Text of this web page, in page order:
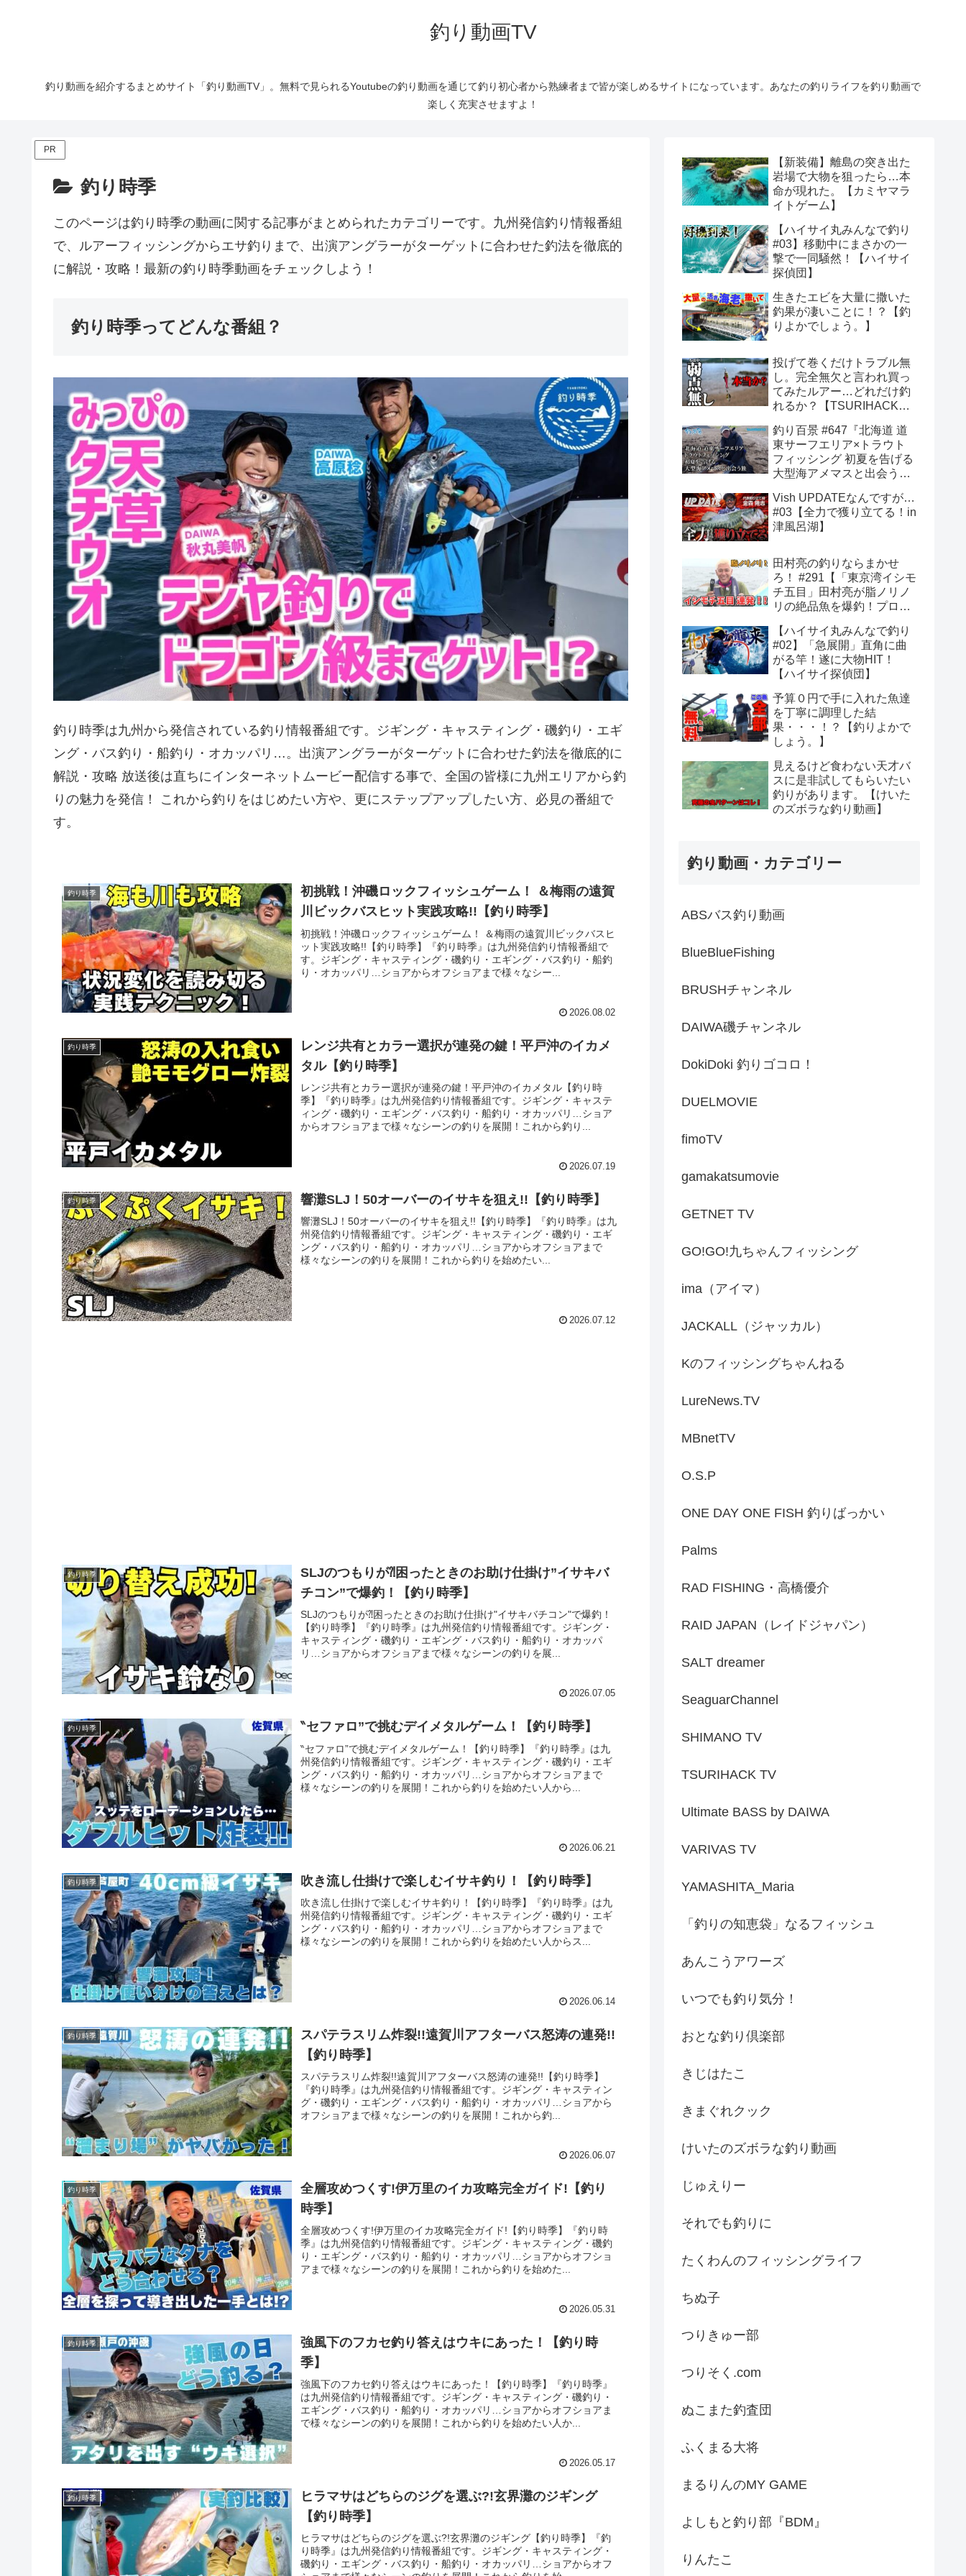
釣り動画TV
釣り動画を紹介するまとめサイト「釣り動画TV」。無料で見られるYoutubeの釣り動画を通じて釣り初心者から熟練者まで皆が楽しめるサイトになっています。あなたの釣りライフを釣り動画で
楽しく充実させますよ！
PR
釣り時季
このページは釣り時季の動画に関する記事がまとめられたカテゴリーです。九州発信釣り情報番組
で、ルアーフィッシングからエサ釣りまで、出演アングラーがターゲットに合わせた釣法を徹底的
に解説・攻略！最新の釣り時季動画をチェックしよう！
釣り時季ってどんな番組？
釣り時季は九州から発信されている釣り情報番組です。ジギング・キャスティング・磯釣り・エギ
ング・バス釣り・船釣り・オカッパリ…。出演アングラーがターゲットに合わせた釣法を徹底的に
解説・攻略 放送後は直ちにインターネットムービー配信する事で、全国の皆様に九州エリアから釣
りの魅力を発信！ これから釣りをはじめたい方や、更にステップアップしたい方、必見の番組で
す。
釣り時季
初挑戦！沖磯ロックフィッシュゲーム！ ＆梅雨の遠賀
川ビックバスヒット実践攻略!!【釣り時季】
初挑戦！沖磯ロックフィッシュゲーム！ ＆梅雨の遠賀川ビックバスヒ
ット実践攻略!!【釣り時季】『釣り時季』は九州発信釣り情報番組で
す。ジギング・キャスティング・磯釣り・エギング・バス釣り・船釣
り・オカッパリ…ショアからオフショアまで様々なシー...
2026.08.02
釣り時季
レンジ共有とカラー選択が連発の鍵！平戸沖のイカメ
タル【釣り時季】
レンジ共有とカラー選択が連発の鍵！平戸沖のイカメタル【釣り時
季】『釣り時季』は九州発信釣り情報番組です。ジギング・キャステ
ィング・磯釣り・エギング・バス釣り・船釣り・オカッパリ…ショア
からオフショアまで様々なシーンの釣りを展開！これから釣り...
2026.07.19
釣り時季 響灘SLJ！50オーバーのイサキを狙え!!【釣り時季】
響灘SLJ！50オーバーのイサキを狙え!!【釣り時季】『釣り時季』は九
州発信釣り情報番組です。ジギング・キャスティング・磯釣り・エギ
ング・バス釣り・船釣り・オカッパリ…ショアからオフショアまで
様々なシーンの釣りを展開！これから釣りを始めたい...
2026.07.12
釣り時季
SLJのつもりが⁈困ったときのお助け仕掛け”イサキバ
チコン”で爆釣！【釣り時季】
SLJのつもりが⁈困ったときのお助け仕掛け"イサキバチコン"で爆釣！
【釣り時季】『釣り時季』は九州発信釣り情報番組です。ジギング・
キャスティング・磯釣り・エギング・バス釣り・船釣り・オカッパ
リ…ショアからオフショアまで様々なシーンの釣りを展...
2026.07.05
釣り時季 ‶セファロ”で挑むデイメタルゲーム！【釣り時季】
‶セファロ”で挑むデイメタルゲーム！【釣り時季】『釣り時季』は九
州発信釣り情報番組です。ジギング・キャスティング・磯釣り・エギ
ング・バス釣り・船釣り・オカッパリ…ショアからオフショアまで
様々なシーンの釣りを展開！これから釣りを始めたい人から...
2026.06.21
釣り時季 吹き流し仕掛けで楽しむイサキ釣り！【釣り時季】
吹き流し仕掛けで楽しむイサキ釣り！【釣り時季】『釣り時季』は九
州発信釣り情報番組です。ジギング・キャスティング・磯釣り・エギ
ング・バス釣り・船釣り・オカッパリ…ショアからオフショアまで
様々なシーンの釣りを展開！これから釣りを始めたい人からス...
2026.06.14
釣り時季
スパテラスリム炸裂!!遠賀川アフターバス怒涛の連発!!
【釣り時季】
スパテラスリム炸裂!!遠賀川アフターバス怒涛の連発!!【釣り時季】
『釣り時季』は九州発信釣り情報番組です。ジギング・キャスティン
グ・磯釣り・エギング・バス釣り・船釣り・オカッパリ…ショアから
オフショアまで様々なシーンの釣りを展開！これから釣...
2026.06.07
釣り時季
全層攻めつくす!伊万里のイカ攻略完全ガイド!【釣り
時季】
全層攻めつくす!伊万里のイカ攻略完全ガイド!【釣り時季】『釣り時
季』は九州発信釣り情報番組です。ジギング・キャスティング・磯釣
り・エギング・バス釣り・船釣り・オカッパリ…ショアからオフショ
アまで様々なシーンの釣りを展開！これから釣りを始めた...
2026.05.31
釣り時季
強風下のフカセ釣り答えはウキにあった！【釣り時
季】
強風下のフカセ釣り答えはウキにあった！【釣り時季】『釣り時季』
は九州発信釣り情報番組です。ジギング・キャスティング・磯釣り・
エギング・バス釣り・船釣り・オカッパリ…ショアからオフショアま
で様々なシーンの釣りを展開！これから釣りを始めたい人か...
2026.05.17
釣り時季
ヒラマサはどちらのジグを選ぶ?!玄界灘のジギング
【釣り時季】
ヒラマサはどちらのジグを選ぶ?!玄界灘のジギング【釣り時季】『釣
り時季』は九州発信釣り情報番組です。ジギング・キャスティング・
磯釣り・エギング・バス釣り・船釣り・オカッパリ…ショアからオフ
【新装備】離島の突き出た
岩場で大物を狙ったら…本
命が現れた。【カミヤマラ
イトゲーム】
【ハイサイ丸みんなで釣り
#03】移動中にまさかの一
撃で一同騒然！【ハイサイ
探偵団】
生きたエビを大量に撒いた
釣果が凄いことに！？【釣
りよかでしょう。】
投げて巻くだけトラブル無
し。完全無欠と言われ買っ
てみたルアー…どれだけ釣
れるか？【TSURIHACK
釣り百景 #647『北海道 道
東サーフエリア×トラウト
フィッシング 初夏を告げる
大型海アメマスと出会う
Vish UPDATEなんですが…
#03【全力で獲り立てる！in
津風呂湖】
田村亮の釣りならまかせ
ろ！ #291【「東京湾イシモ
チ五目」田村亮が脂ノリノ
リの絶品魚を爆釣！プロの
開】
【ハイサイ丸みんなで釣り
#02】「急展開」直角に曲
がる竿！遂に大物HIT！
【ハイサイ探偵団】
予算０円で手に入れた魚達
を丁寧に調理した結
果・・・！？【釣りよかで
しょう。】
見えるけど食わない天才バ
スに是非試してもらいたい
釣りがあります。【けいた
のズボラな釣り動画】
釣り動画・カテゴリー
ABSバス釣り動画
BlueBlueFishing
BRUSHチャンネル
DAIWA磯チャンネル
DokiDoki 釣りゴコロ！
DUELMOVIE
fimoTV
gamakatsumovie
GETNET TV
GO!GO!九ちゃんフィッシング
ima（アイマ）
JACKALL（ジャッカル）
Kのフィッシングちゃんねる
LureNews.TV
MBnetTV
O.S.P
ONE DAY ONE FISH 釣りばっかい
Palms
RAD FISHING・高橋優介
RAID JAPAN（レイドジャパン）
SALT dreamer
SeaguarChannel
SHIMANO TV
TSURIHACK TV
Ultimate BASS by DAIWA
VARIVAS TV
YAMASHITA_Maria
「釣りの知恵袋」なるフィッシュ
あんこうアワーズ
いつでも釣り気分！
おとな釣り倶楽部
きじはたこ
きまぐれクック
けいたのズボラな釣り動画
じゅえりー
それでも釣りに
たくわんのフィッシングライフ
ちぬ子
つりきゅー部
つりそく.com
ぬこまた釣査団
ふくまる大将
まるりんのMY GAME
よしもと釣り部『BDM』
りんたこ